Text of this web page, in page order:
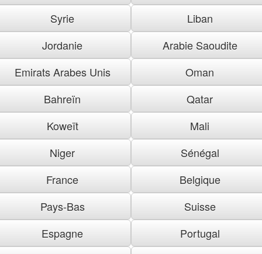
Syrie
Liban
Jordanie
Arabie Saoudite
Emirats Arabes Unis
Oman
Bahreïn
Qatar
Koweït
Mali
Niger
Sénégal
France
Belgique
Pays-Bas
Suisse
Espagne
Portugal